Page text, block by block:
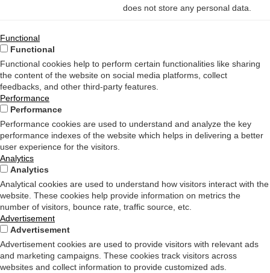
does not store any personal data.
Functional
Functional
Functional cookies help to perform certain functionalities like sharing
the content of the website on social media platforms, collect
feedbacks, and other third-party features.
Performance
Performance
Performance cookies are used to understand and analyze the key
performance indexes of the website which helps in delivering a better
user experience for the visitors.
Analytics
Analytics
Analytical cookies are used to understand how visitors interact with the
website. These cookies help provide information on metrics the
number of visitors, bounce rate, traffic source, etc.
Advertisement
Advertisement
Advertisement cookies are used to provide visitors with relevant ads
and marketing campaigns. These cookies track visitors across
websites and collect information to provide customized ads.